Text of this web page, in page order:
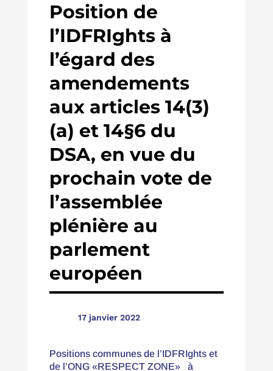
Position de
l’IDFRIghts à
l’égard des
amendements
aux articles 14(3)
(a) et 14§6 du
DSA, en vue du
prochain vote de
l’assemblée
plénière au
parlement
européen
17 janvier 2022
Positions communes de l’IDFRIghts et
de l’ONG «RESPECT ZONE» à